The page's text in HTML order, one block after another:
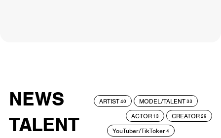
NEWS
TALENT
ARTIST40 MODEL/TALENT33
ACTOR 13 CREATOR29
YouTuber/TikToker4